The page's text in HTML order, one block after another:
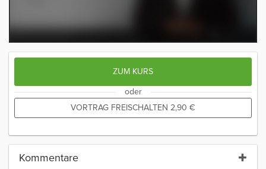
ZUM KURS
oder
VORTRAG FREISCHALTEN 2,90 €
Kommentare